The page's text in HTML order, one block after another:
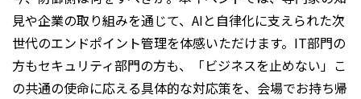
見や企業の取り組みを通じて、AIと自律化に支えられた次
世代のエンドポイント管理を体感いただけます。IT部門の
方もセキュリティ部門の方も、「ビジネスを止めない」――こ
の共通の使命に応える具体的な対応策を、会場でお持ち帰